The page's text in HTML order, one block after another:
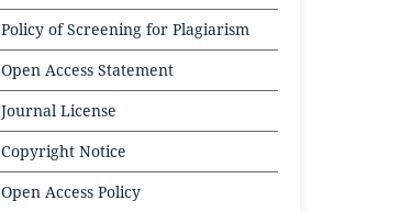
Policy of Screening for Plagiarism
Open Access Statement
Journal License
Copyright Notice
Open Access Policy